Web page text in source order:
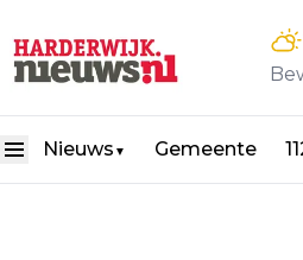
Nieuws ▼ Gemeente